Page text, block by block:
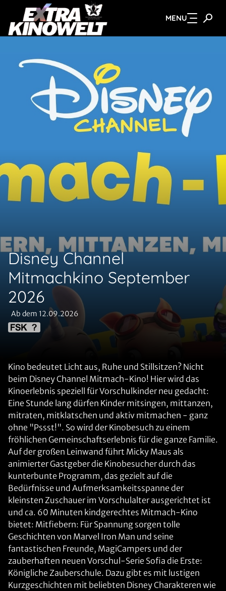
Zum Hauptinhalt springen MENU
Disney Channel
Mitmachkino September
2026
Ab dem 12.09.2026
Kino bedeutet Licht aus, Ruhe und Stillsitzen? Nicht
beim Disney Channel Mitmach-Kino! Hier wird das
Kinoerlebnis speziell für Vorschulkinder neu gedacht:
Eine Stunde lang dürfen Kinder mitsingen, mittanzen,
mitraten, mitklatschen und aktiv mitmachen - ganz
ohne "Pssst!". So wird der Kinobesuch zu einem
fröhlichen Gemeinschaftserlebnis für die ganze Familie.
Auf der großen Leinwand führt Micky Maus als
animierter Gastgeber die Kinobesucher durch das
kunterbunte Programm, das gezielt auf die
Bedürfnisse und Aufmerksamkeitsspanne der
kleinsten Zuschauer im Vorschulalter ausgerichtet ist
und ca. 60 Minuten kindgerechtes Mitmach-Kino
bietet: Mitfiebern: Für Spannung sorgen tolle
Geschichten von Marvel Iron Man und seine
fantastischen Freunde, MagiCampers und der
zauberhaften neuen Vorschul-Serie Sofia die Erste:
Königliche Zauberschule. Dazu gibt es mit lustigen
Kurzgeschichten mit beliebten Disney Charakteren wie